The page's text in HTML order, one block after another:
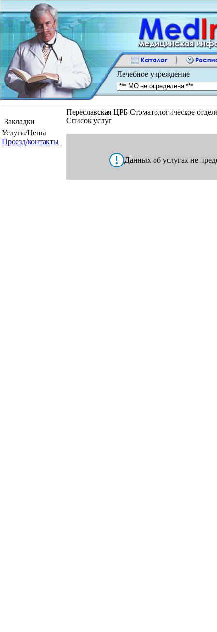
Лечебное учреждение
Закладки
Услуги/Цены
Проезд/контакты
Переславская ЦРБ Стоматологическое
Список услуг
Данных об услугах не